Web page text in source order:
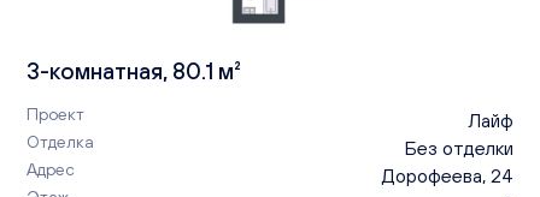
3-комнатная, 80.1 м²
Проект Лайф
Отделка Без отделки
Адрес Дорофеева, 24